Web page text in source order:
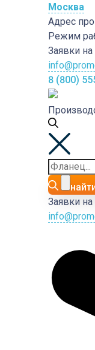
Москва
Адрес
Режим
Заявки
8 (800)
Заявки